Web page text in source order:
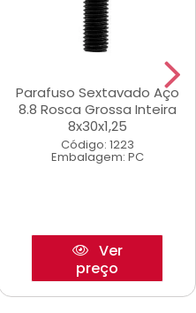
Parafuso Sextavado Aço
8.8 Rosca Grossa Inteira
8x30x1,25
Código: 1223
Embalagem: PC
Ver
preço